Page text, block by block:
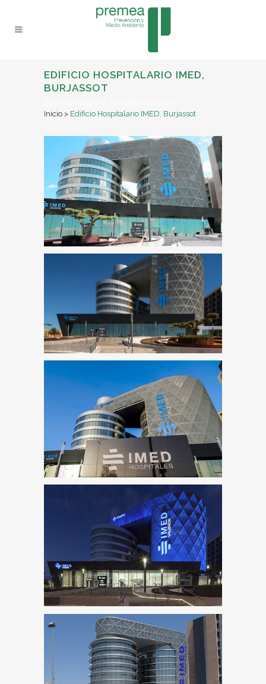
EDIFICIO HOSPITALARIO IMED,
BURJASSOT
Inicio > Edificio Hospitalario IMED, Burjassot